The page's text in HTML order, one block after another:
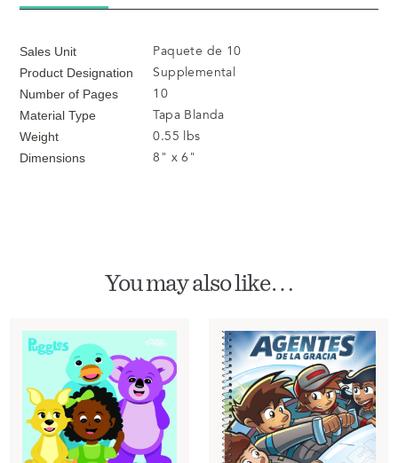
Sales Unit Paquete de 10
Product Designation Supplemental
Number of Pages 10
Material Type Tapa Blanda
Weight 0.55 lbs
Dimensions 8" x 6"
You may also like…